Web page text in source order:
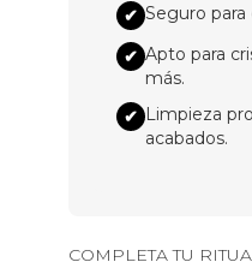
✔ Seguro para
✔ Apto para
más.
✔ Limpieza
acabados.
COMPLETA TU